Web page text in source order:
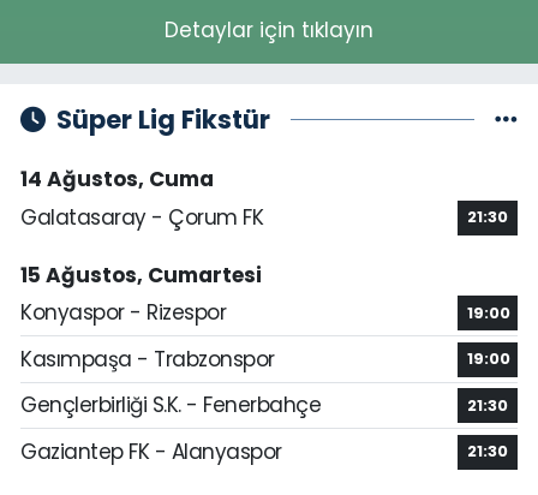
Detaylar için tıklayın
Süper Lig Fikstür
14 Ağustos, Cuma
Galatasaray - Çorum FK
21:30
15 Ağustos, Cumartesi
Konyaspor - Rizespor
19:00
Kasımpaşa - Trabzonspor 19:00
Gençlerbirliği S.K. - Fenerbahçe 21:30
Gaziantep FK - Alanyaspor 21:30